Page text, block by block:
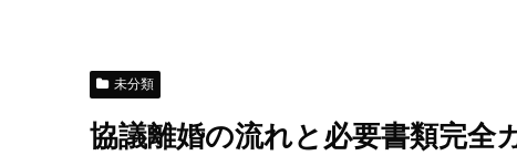
未分類
協議離婚の流れと必要書類完全